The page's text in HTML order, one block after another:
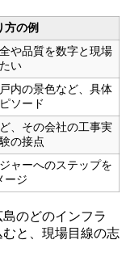
方の例
や品質を数字と現場
い
内の景色など、具体
ソード
、その会社の工事実
の接点
ャーへのステップを
ージ
のどのインフラ
と、現場目線の志